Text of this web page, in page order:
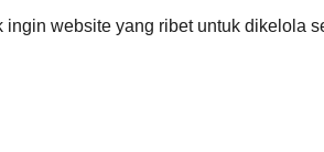
website yang ribet untuk dikelola